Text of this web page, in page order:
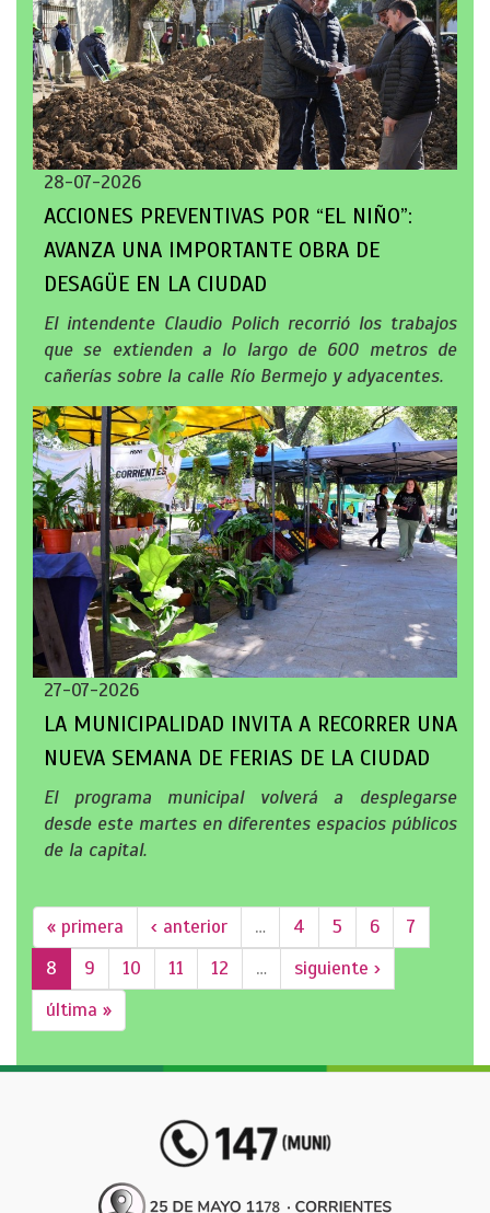
28-07-2026
ACCIONES PREVENTIVAS POR “EL NIÑO”:
AVANZA UNA IMPORTANTE OBRA DE
DESAGÜE EN LA CIUDAD
El intendente Claudio Polich recorrió los trabajos
que se extienden a lo largo de 600 metros de
cañerías sobre la calle Río Bermejo y adyacentes.
27-07-2026
LA MUNICIPALIDAD INVITA A RECORRER UNA
NUEVA SEMANA DE FERIAS DE LA CIUDAD
El programa municipal volverá a desplegarse
desde este martes en diferentes espacios públicos
de la capital.
« primera ‹ anterior … 4 5 6
7
8
9 10 11 12 …
siguiente ›
última »